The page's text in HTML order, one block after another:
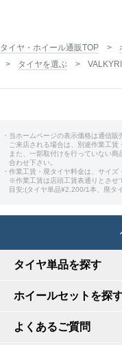
タイヤ・ホイール通販TOP
タイヤを選ぶ
・当ホームページの表示価格は通信販
ご来店される場合は、別途作業工賃
また、一部取付けを行っていない
合わせ下さい。
・作業工賃・廃タイヤ料金は、サイズ
※作業工賃は店頭工賃表通りとさせ
目安:(タイヤ単品¥2,200/1本、廃タ
タイヤ単品を探す
ホイールセットを探
よくあるご質問